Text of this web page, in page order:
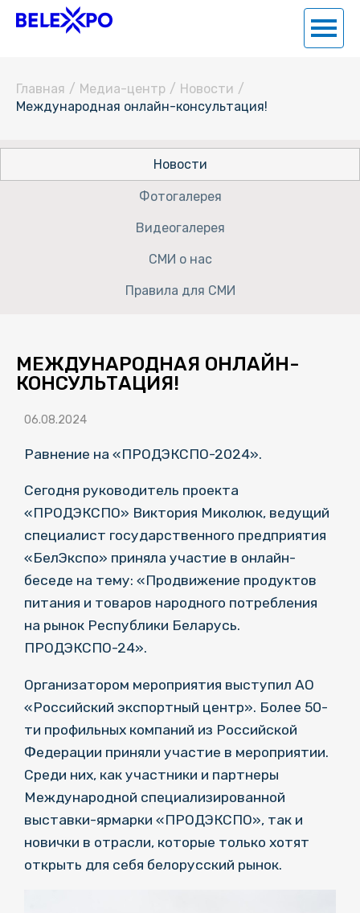
Главная / Медиа-центр / Новости /
Международная онлайн-консультация!
Новости
Фотогалерея
Видеогалерея
СМИ о нас
Правила для СМИ
МЕЖДУНАРОДНАЯ ОНЛАЙН-
КОНСУЛЬТАЦИЯ!
06.08.2024
Равнение на «ПРОДЭКСПО-2024».
Сегодня руководитель проекта
«ПРОДЭКСПО» Виктория Миколюк, ведущий
специалист государственного предприятия
«БелЭкспо» приняла участие в онлайн-
беседе на тему: «Продвижение продуктов
питания и товаров народного потребления
на рынок Республики Беларусь.
ПРОДЭКСПО-24».
Организатором мероприятия выступил АО
«Российский экспортный центр». Более 50-
ти профильных компаний из Российской
Федерации приняли участие в мероприятии.
Среди них, как участники и партнеры
Международной специализированной
выставки-ярмарки «ПРОДЭКСПО», так и
новички в отрасли, которые только хотят
открыть для себя белорусский рынок.